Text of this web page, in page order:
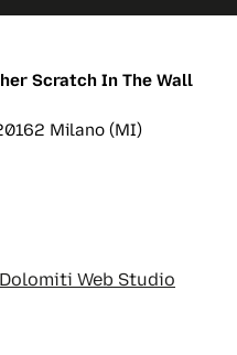
Scratch In The Wall
Milano (MI)
Dolomiti Web Studio